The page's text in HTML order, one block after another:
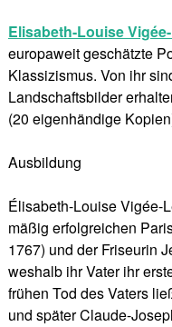
Elisabeth-Louise
europaweit geschätzte
Klassizismus. Von ihr
Landschaftsbilder
(20 eigenhändige
Ausbildung
Élisabeth-Louise Vigée-
mäßig erfolgreichen
1767) und der Friseurin
weshalb ihr Vater ihr
frühen Tod des Vaters
und später Claude-